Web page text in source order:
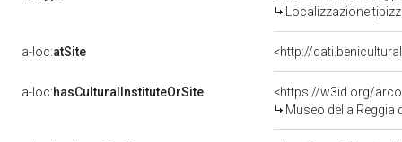
Localizzazione
a-loc:atSite <http://
a-loc:hasCulturalInstituteOrSite
<https://w3id.org/
Museo della Reggia